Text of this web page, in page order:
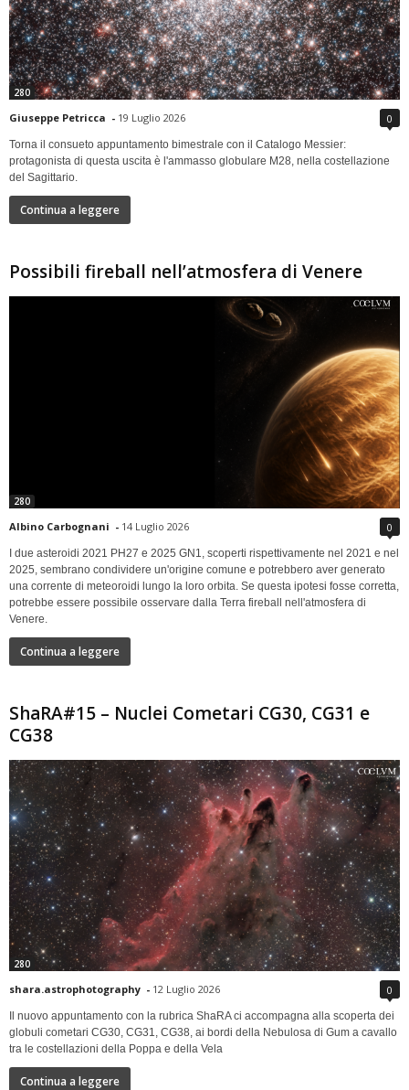
280
Giuseppe Petricca - 19 Luglio 2026 0
Torna il consueto appuntamento bimestrale con il Catalogo Messier:
protagonista di questa uscita è l'ammasso globulare M28, nella costellazione
del Sagittario.
Continua a leggere
Possibili fireball nell’atmosfera di Venere
280
Albino Carbognani - 14 Luglio 2026 0
I due asteroidi 2021 PH27 e 2025 GN1, scoperti rispettivamente nel 2021 e nel
2025, sembrano condividere un'origine comune e potrebbero aver generato
una corrente di meteoroidi lungo la loro orbita. Se questa ipotesi fosse corretta,
potrebbe essere possibile osservare dalla Terra fireball nell'atmosfera di
Venere.
Continua a leggere
ShaRA#15 – Nuclei Cometari CG30, CG31 e
CG38
280
shara.astrophotography - 12 Luglio 2026 0
Il nuovo appuntamento con la rubrica ShaRA ci accompagna alla scoperta dei
globuli cometari CG30, CG31, CG38, ai bordi della Nebulosa di Gum a cavallo
tra le costellazioni della Poppa e della Vela
Continua a leggere